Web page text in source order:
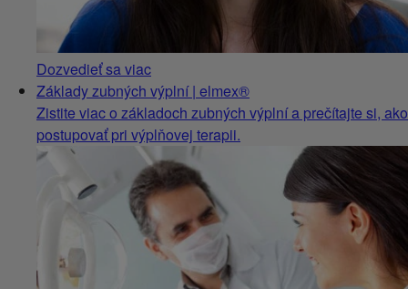
Dozvedieť sa viac
Základy zubných výplní | elmex®
Zistite viac o základoch zubných výplní a prečítajte si, ako
postupovať pri výplňovej terapii.